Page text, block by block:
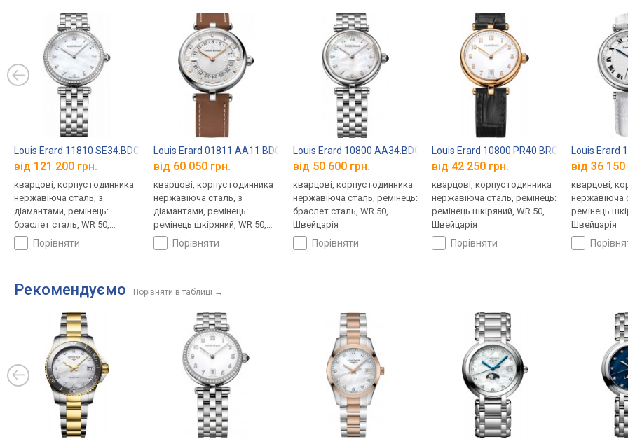
Louis Erard 11810 SE34.BDCB1
від 121 200 грн.
кварцові, корпус годинника
нержавіюча сталь, з
діамантами, ремінець:
браслет сталь, WR 50,
Швейцаріяпорівняти
Louis Erard 01811 AA11.BDCB10
від 60 050 грн.
кварцові, корпус годинника
нержавіюча сталь, з
діамантами, ремінець:
ремінець шкіряний, WR 50,
Швейцаріяпорівняти
Louis Erard 10800 AA34.BDCA10
від 50 600 грн.
кварцові, корпус годинника
нержавіюча сталь, ремінець:
браслет сталь, WR 50,
Швейцарія
порівняти
Louis Erard 10800 PR40.BRCA10
від 42 250 грн.
кварцові, корпус годинника
нержавіюча сталь, ремінець:
ремінець шкіряний, WR 50,
Швейцарія
порівняти
Louis Erard
від 36 150
кварцові,
нержавіюча
ремінець
Швейцарія
Рекомендуємо Порівняти в таблиці →